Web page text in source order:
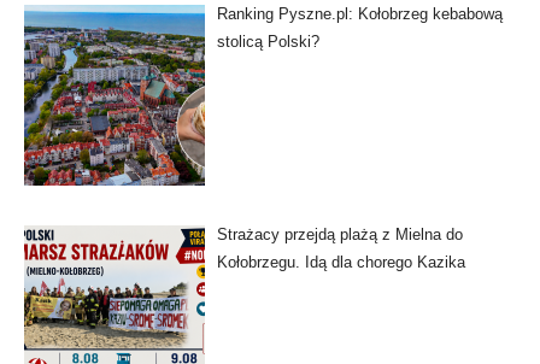
Ranking Pyszne.pl: Kołobrzeg kebabową
stolicą Polski?
Strażacy przejdą plażą z Mielna do
Kołobrzegu. Idą dla chorego Kazika